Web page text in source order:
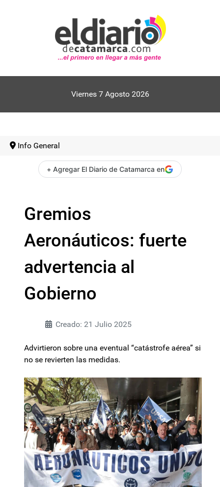
Viernes 7 Agosto 2026
Info General
+ Agregar El Diario de Catamarca en
Gremios
Aeronáuticos: fuerte
advertencia al
Gobierno
Creado: 21 Julio 2025
Advirtieron sobre una eventual “catástrofe aérea” si
no se revierten las medidas.